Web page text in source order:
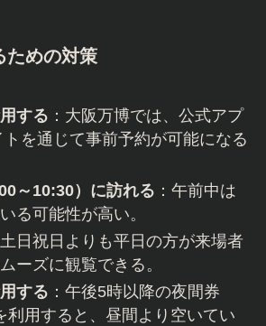
ための対策
する ：大阪万博では、公式アプ
トを通じて事前予約が可能になる
～10:30）に訪れる ：午前中は
る可能性が高い。
土日祝日よりも平日の方が来場者
ーズに観覧できる。
する ：午後5時以降の夜間券
利用すると、昼間より空いてい